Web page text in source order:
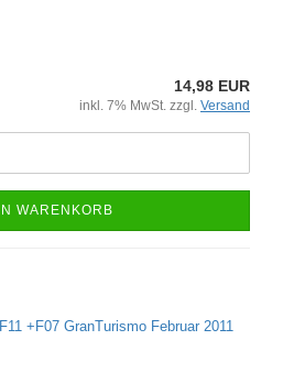
14,98 EUR
inkl. 7% MwSt. zzgl. Versand
WARENKORB